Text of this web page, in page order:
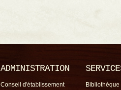
ADMINISTRATION
Conseil d'établissement
Bibliothèque